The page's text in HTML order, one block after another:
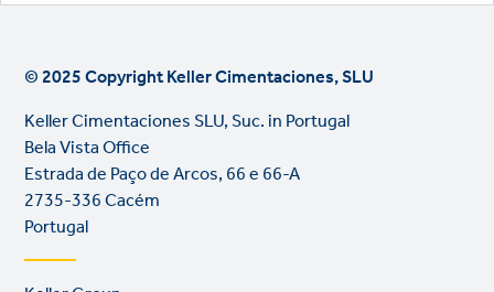
© 2025 Copyright Keller Cimentaciones, SLU
Keller Cimentaciones SLU, Suc. in Portugal
Bela Vista Office
Estrada de Paço de Arcos, 66 e 66-A
2735-336 Cacém
Portugal